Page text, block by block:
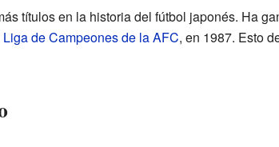
títulos en la historia del fútbol japonés. Ha
Liga de Campeones de la AFC, en 1987. Esto